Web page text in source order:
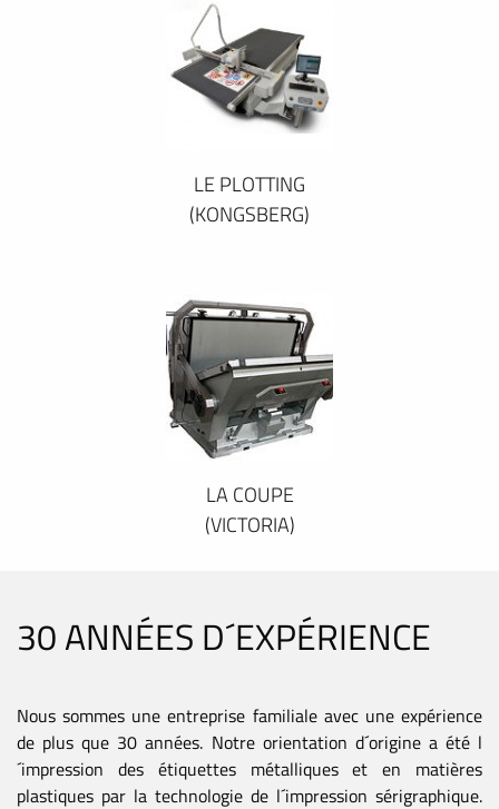
LE PLOTTING
(KONGSBERG)
LA COUPE
(VICTORIA)
30 ANNÉES D´EXPÉRIENCE
Nous sommes une entreprise familiale avec une expérience
de plus que 30 années. Notre orientation d´origine a été l
´impression des étiquettes métalliques et en matières
plastiques par la technologie de l´impression sérigraphique.